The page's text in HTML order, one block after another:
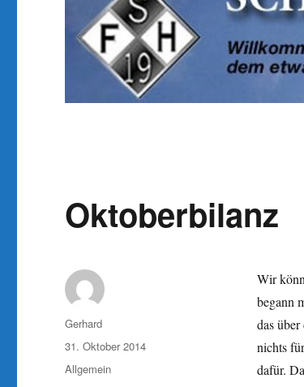
Oktoberbilanz
Wir
begann
das
nichts
dafür.
Autor
Gerhard
Veröffentlicht
am
31. Oktober 2014
Kategorien
Allgemein